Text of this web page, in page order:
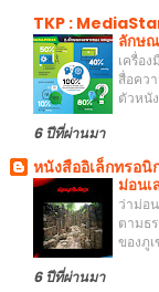
TKP :
ลักษณ
เครื่อ
สื่อคว
ตัวหนั
6 ปีที่ผ่านมา
หนังสืออิเล็กทรอนิ
ม่อนเ
ว่าม่อ
ตามธ
ของภู
6 ปีที่ผ่านมา